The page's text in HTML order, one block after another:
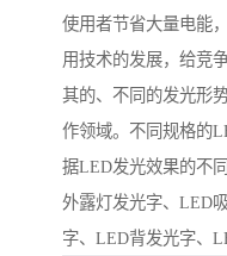
使用者节省大量电能
用技术的发展，给竞
其的、不同的发光形
作领域。不同规格的
据LED发光效果的不
外露灯发光字、LED
字、LED背发光字、